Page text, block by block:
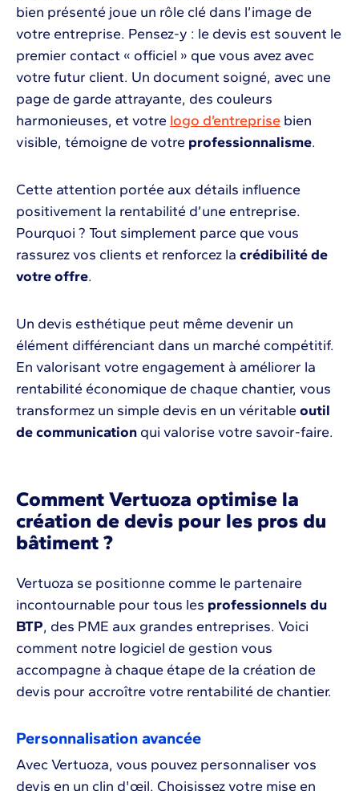
bien présenté joue un rôle clé dans l’image de
votre entreprise. Pensez-y : le devis est souvent le
premier contact « officiel » que vous avez avec
votre futur client. Un document soigné, avec une
page de garde attrayante, des couleurs
harmonieuses, et votre logo d’entreprise bien
visible, témoigne de votre professionnalisme.
Cette attention portée aux détails influence
positivement la rentabilité d’une entreprise.
Pourquoi ? Tout simplement parce que vous
rassurez vos clients et renforcez la crédibilité de
votre offre.
Un devis esthétique peut même devenir un
élément différenciant dans un marché compétitif.
En valorisant votre engagement à améliorer la
rentabilité économique de chaque chantier, vous
transformez un simple devis en un véritable outil
de communication qui valorise votre savoir-faire.
Comment Vertuoza optimise la
création de devis pour les pros du
bâtiment ?
Vertuoza se positionne comme le partenaire
incontournable pour tous les professionnels du
BTP, des PME aux grandes entreprises. Voici
comment notre logiciel de gestion vous
accompagne à chaque étape de la création de
devis pour accroître votre rentabilité de chantier.
Personnalisation avancée
Avec Vertuoza, vous pouvez personnaliser vos
devis en un clin d'œil. Choisissez votre mise en